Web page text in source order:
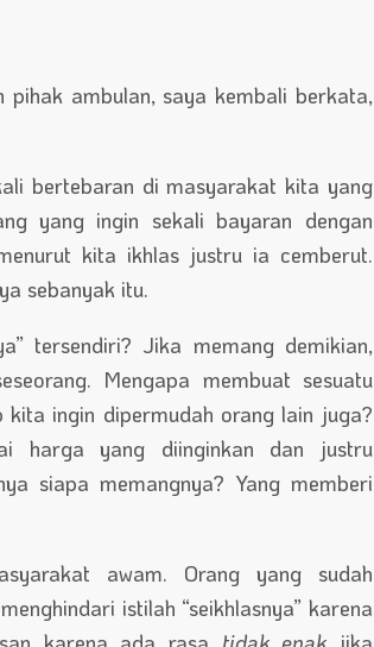
pihak ambulan, saya kembali berkata,
bertebaran di masyarakat kita yang
yang ingin sekali bayaran dengan
kita ikhlas justru ia cemberut.
sebanyak itu.
tersendiri? Jika memang demikian,
Mengapa membuat sesuatu
ingin dipermudah orang lain juga?
harga yang diinginkan dan justru
siapa memangnya? Yang memberi
awam. Orang yang sudah
istilah “seikhlasnya” karena